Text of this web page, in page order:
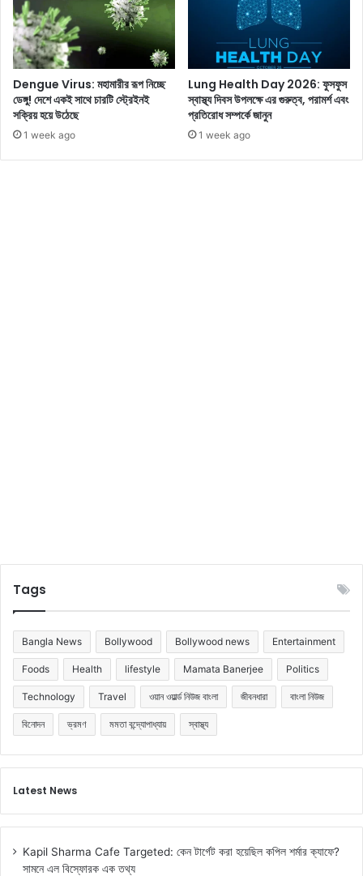
বি
শ্বে
৮
০
০
কো
টি
র
গ
Dengue Virus: মহামারীর রূপ নিচ্ছে
ডেঙ্গু! দেশে একই সাথে চারটি স্ট্রেইনই
সক্রিয় হয়ে উঠেছে
1 week ago
Lung Health Day 2026: ফুসফুস
স্বাস্থ্য দিবস উপলক্ষে এর গুরুত্ব, পরামর্শ এবং
প্রতিরোধ সম্পর্কে জানুন
1 week ago
Tags
Bangla News Bollywood Bollywood news Entertainment
Foods Health lifestyle Mamata Banerjee Politics
Technology Travel ওয়ান ওয়ার্ল্ড নিউজ বাংলা জীবনধারা বাংলা নিউজ
বিনোদন ভ্রমণ মমতা বন্দ্যোপাধ্যায় স্বাস্থ্য
Latest News
Kapil Sharma Cafe Targeted: কেন টার্গেট করা হয়েছিল কপিল শর্মার ক্যাফে?
সামনে এল বিস্ফোরক এক তথ্য